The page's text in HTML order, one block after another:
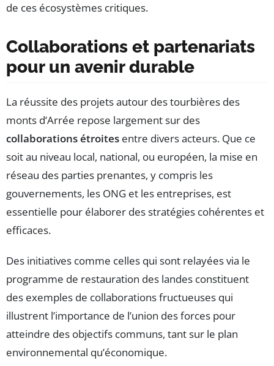
de ces écosystèmes critiques.
Collaborations et partenariats
pour un avenir durable
La réussite des projets autour des tourbières des
monts d’Arrée repose largement sur des
collaborations étroites entre divers acteurs. Que ce
soit au niveau local, national, ou européen, la mise en
réseau des parties prenantes, y compris les
gouvernements, les ONG et les entreprises, est
essentielle pour élaborer des stratégies cohérentes et
efficaces.
Des initiatives comme celles qui sont relayées via le
programme de restauration des landes constituent
des exemples de collaborations fructueuses qui
illustrent l’importance de l’union des forces pour
atteindre des objectifs communs, tant sur le plan
environnemental qu’économique.